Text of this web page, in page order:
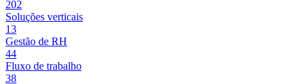
202
Soluções verticais
13
Gestão de RH
44
Fluxo de trabalho
38